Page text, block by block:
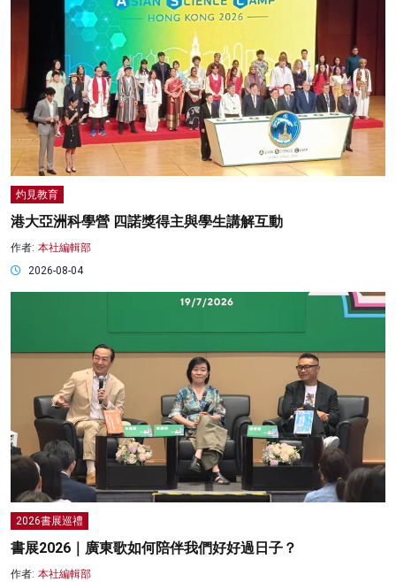
灼見教育
港大亞洲科學營 四諾獎得主與學生講解互動
作者: 本社編輯部
2026-08-04
2026書展巡禮
書展2026｜廣東歌如何陪伴我們好好過日子？
作者: 本社編輯部